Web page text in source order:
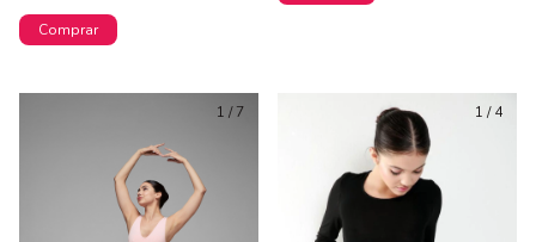
Comprar
1 /7 1 /4